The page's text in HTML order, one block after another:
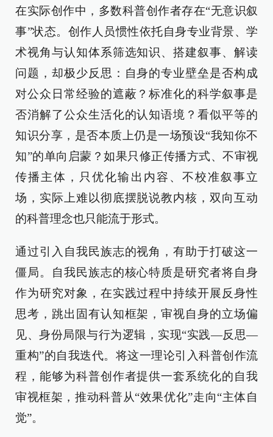
在实际创作中，多数科普创作者存在“无意识叙
事”状态。创作人员惯性依托自身专业背景、学
术视角与认知体系筛选知识、搭建叙事、解读
问题，却极少反思：自身的专业壁垒是否构成
对公众日常经验的遮蔽？标准化的科学叙事是
否消解了公众生活化的认知语境？看似平等的
知识分享，是否本质上仍是一场预设“我知你不
知”的单向启蒙？如果只修正传播方式、不审视
传播主体，只优化输出内容、不校准叙事立
场，实际上难以彻底摆脱说教内核，双向互动
的科普理念也只能流于形式。
通过引入自我民族志的视角，有助于打破这一
僵局。自我民族志的核心特质是研究者将自身
作为研究对象，在实践过程中持续开展反身性
思考，跳出固有认知框架，审视自身的立场偏
见、身份局限与行为逻辑，实现“实践—反思—
重构”的自我迭代。将这一理论引入科普创作流
程，能够为科普创作者提供一套系统化的自我
审视框架，推动科普从“效果优化”走向“主体自
觉”。